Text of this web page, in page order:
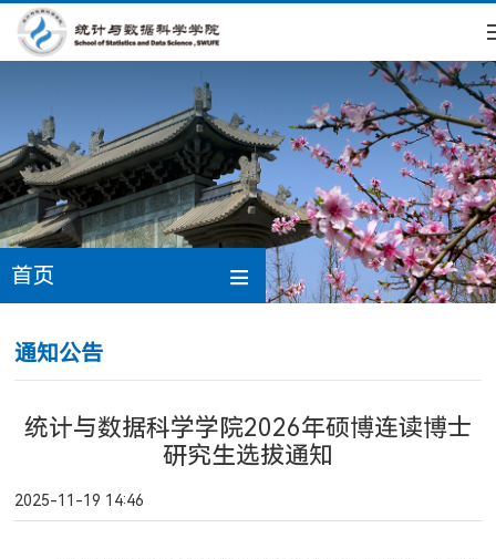
首页
通知公告
统计与数据科学学院2026年硕博连读博士
研究生选拔通知
2025-11-19 14:46